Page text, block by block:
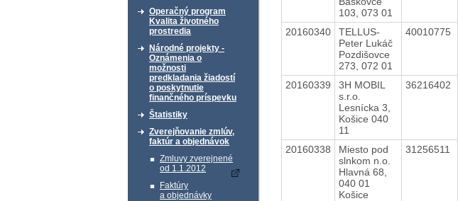
Operačný program
Kvalita životného
prostredia
Národné projekty -
Oznámenia o
možnosti
predkladania žiadostí
o poskytnutie
finančného príspevku
Štatistiky
Zverejňovanie zmlúv,
faktúr a objednávok
Zmluvy zverejnené
od 1.1.2012
Faktúry
a objednávky
103, 073 01
20160340
TELLUS-
Peter Lukáč
Pozdišovce
273, 072 01
40010775
20160339
3H MOBIL
s.r.o.
Lesnícka 3,
Košice 040
11
36216402
20160338
Miesto pod
slnkom n.o.
Hlavná 68,
040 01
Košice
31256511